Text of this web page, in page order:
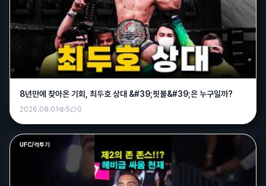
8년만에 찾아온 기회, 최두호 상대 &#39;핏불&#39;은 누구일까?
2026.08.01 5 0
UFC/격투기